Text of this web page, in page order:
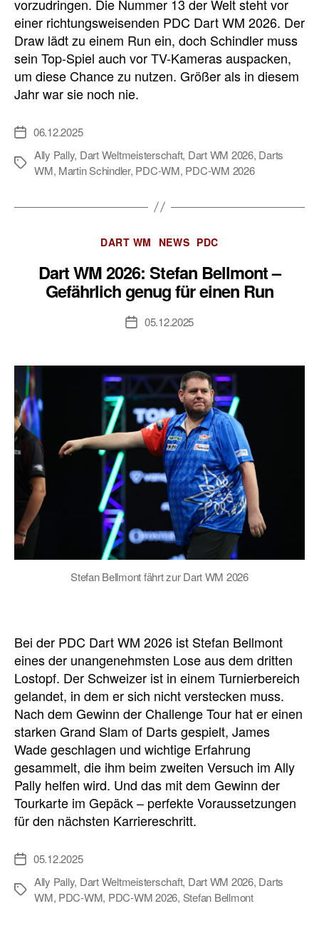
vorzudringen. Die Nummer 13 der Welt steht vor
einer richtungsweisenden PDC Dart WM 2026. Der
Draw lädt zu einem Run ein, doch Schindler muss
sein Top-Spiel auch vor TV-Kameras auspacken,
um diese Chance zu nutzen. Größer als in diesem
Jahr war sie noch nie.
Veröffentlichungsdatum
06.12.2025
Schlagwörter
Ally Pally, Dart Weltmeisterschaft, Dart WM 2026, Darts
WM, Martin Schindler, PDC-WM, PDC-WM 2026
Kategorien
DART WM NEWS PDC
Dart WM 2026: Stefan Bellmont –
Gefährlich genug für einen Run
Veröffentlichungsdatum
05.12.2025
Stefan Bellmont fährt zur Dart WM 2026
Bei der PDC Dart WM 2026 ist Stefan Bellmont
eines der unangenehmsten Lose aus dem dritten
Lostopf. Der Schweizer ist in einem Turnierbereich
gelandet, in dem er sich nicht verstecken muss.
Nach dem Gewinn der Challenge Tour hat er einen
starken Grand Slam of Darts gespielt, James
Wade geschlagen und wichtige Erfahrung
gesammelt, die ihm beim zweiten Versuch im Ally
Pally helfen wird. Und das mit dem Gewinn der
Tourkarte im Gepäck – perfekte Voraussetzungen
für den nächsten Karriereschritt.
Veröffentlichungsdatum
05.12.2025
Schlagwörter
Ally Pally, Dart Weltmeisterschaft, Dart WM 2026, Darts
WM, PDC-WM, PDC-WM 2026, Stefan Bellmont